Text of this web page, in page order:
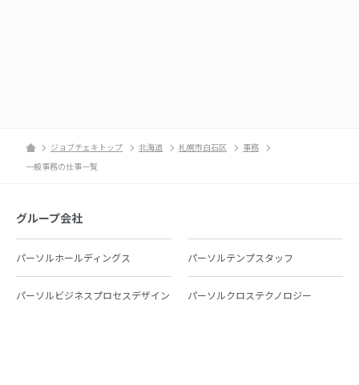
ジョブチェキトップ 北海道 札幌市白石区
事務
一般事務の仕事一覧
グループ会社
パーソルホールディングス パーソルテンプスタッフ
パーソルビジネスプロセスデザイン パーソルクロステクノロジー